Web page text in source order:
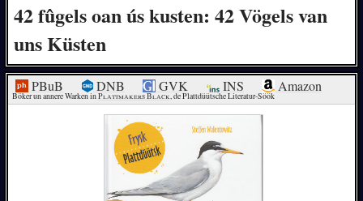
42 fûgels oan ús kusten: 42 Vögels van
uns Küsten
PBuB DNB GVK INS Amazon
Böker un annere Warken in Plattmakers Black, de Plattdüütsche Literatur-Söök